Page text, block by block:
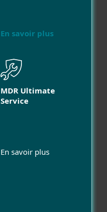
En savoir plus
MDR Ultimate
Service
En savoir plus